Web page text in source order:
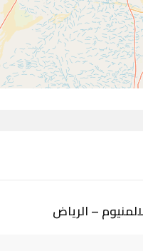
– الرياض